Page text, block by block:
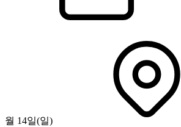
월 14일(일)